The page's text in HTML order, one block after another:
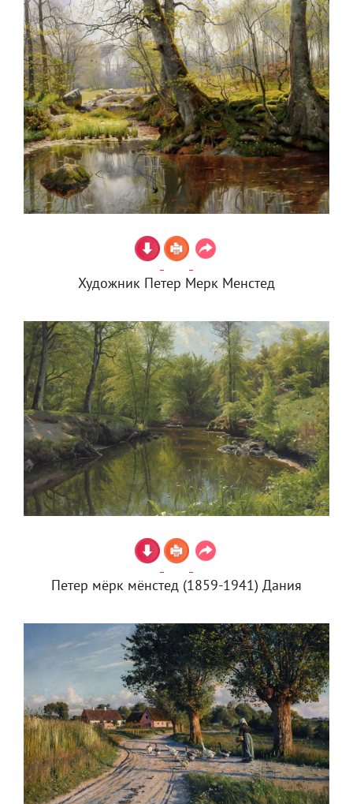
Художник Петер Мерк Менстед
Петер мёрк мёнстед (1859-1941) Дания